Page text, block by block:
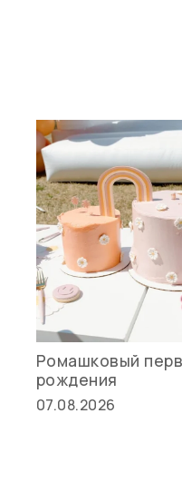
Ромашковый
рождения
07.08.2026